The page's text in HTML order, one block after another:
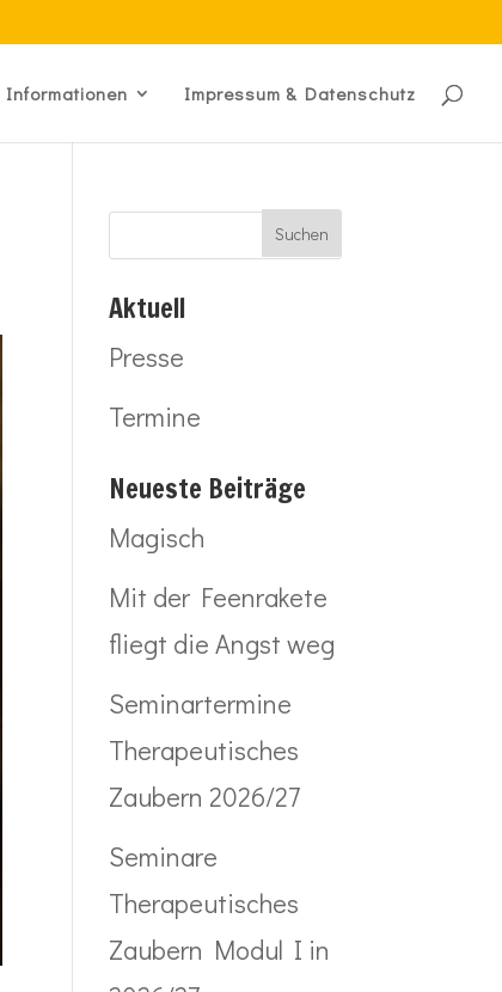
Informationen Impressum & Datenschutz
Aktuell
Presse
Termine
Neueste Beiträge
Magisch
Mit der Feenrakete
fliegt die Angst weg
Seminartermine
Therapeutisches
Zaubern 2026/27
Seminare
Therapeutisches
Zaubern Modul I in